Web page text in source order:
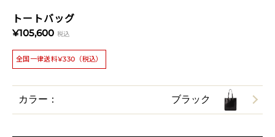
トートバッグ
¥105,600 税込
全国一律送料¥330（税込）
カラー： ブラック